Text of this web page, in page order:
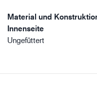
Material und
Innenseite
Ungefüttert